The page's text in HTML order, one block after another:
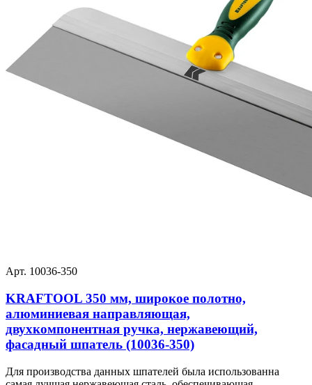
Арт. 10036-350
KRAFTOOL 350 мм, широкое полотно,
алюминиевая направляющая,
двухкомпонентная ручка, нержавеющий,
фасадный шпатель (10036-350)
Для производства данных шпателей была использованна